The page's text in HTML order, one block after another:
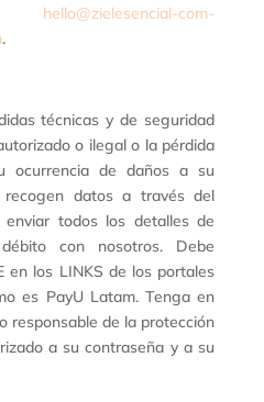
a hello@zielesencial-com-
.
técnicas y de seguridad
o ilegal o la pérdida
ocurrencia de daños a su
recogen datos a través del
todos los detalles de
con nosotros. Debe
en los LINKS de los portales
es PayU Latam. Tenga en
responsable de la protección
a su contraseña y a su